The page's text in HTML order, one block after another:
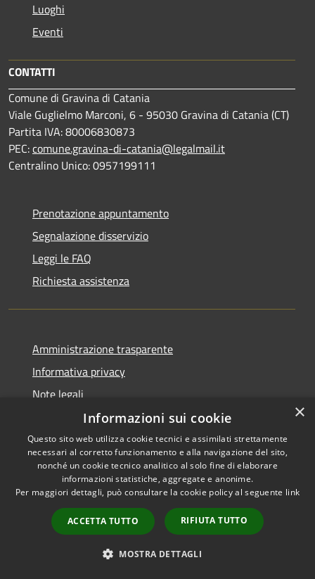
Luoghi
Eventi
CONTATTI
Comune di Gravina di Catania
Viale Guglielmo Marconi, 6 - 95030 Gravina di Catania (CT)
Partita IVA: 80006830873
PEC:comune.gravina-di-catania@legalmail.it
Centralino Unico: 0957199111
Prenotazione appuntamento
Segnalazione disservizio
Leggi le FAQ
Richiesta assistenza
Amministrazione trasparente
Informativa privacy
Note legali
Dichiarazione di accessibilità
RSS
Accessibilità
Copyright © 2026 • Comune di
byMunicipium
Accesso
redazione
×
Informazioni sui cookie
Questo sito web utilizza cookie tecnici e assimilati strettamente
necessari al corretto funzionamento e alla navigazione del sito,
nonché un cookie tecnico analitico al solo fine di elaborare
informazioni statistiche, aggregate e anonime.
Per maggiori dettagli, può consultare la cookie policy al seguente link
ACCETTA TUTTO RIFIUTA TUTTO
MOSTRA DETTAGLI